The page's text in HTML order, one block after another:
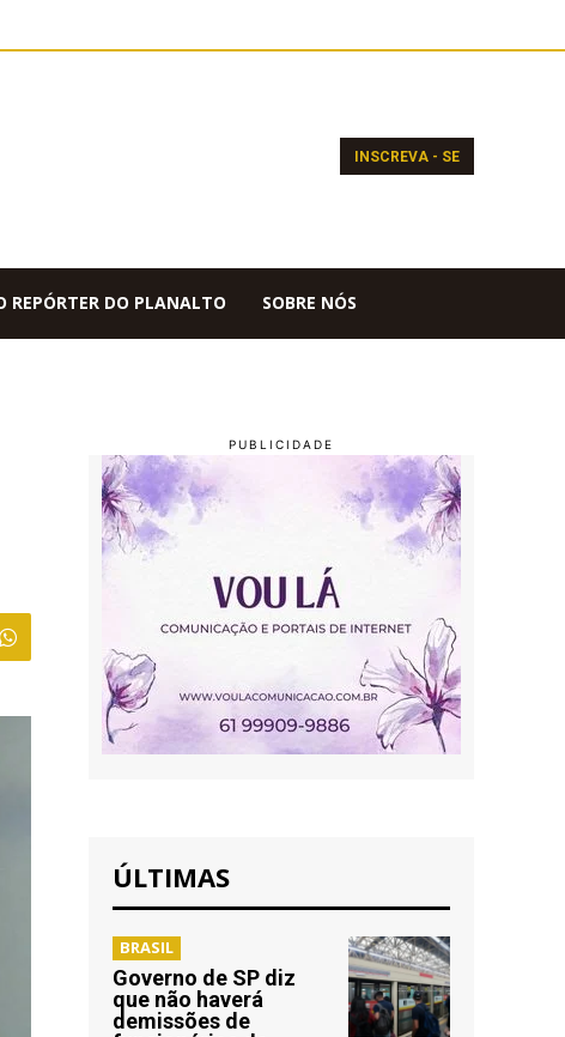
INSCREVA - SE
REPÓRTER DO PLANALTO SOBRE NÓS
ÚLTIMAS
BRASIL
Governo de SP diz
que não haverá
demissões de